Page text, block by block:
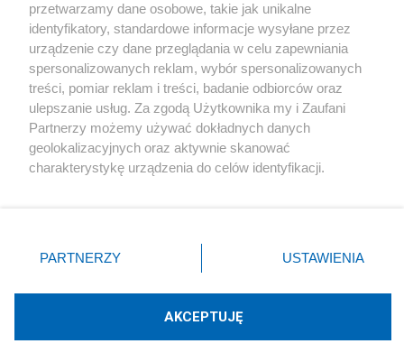
Kultura
X Facebook Instagram Youtube
Technologię dostarcza:W3media.pl
przetwarzamy dane osobowe, takie jak unikalne
identyfikatory, standardowe informacje wysyłane przez
urządzenie czy dane przeglądania w celu zapewniania
spersonalizowanych reklam, wybór spersonalizowanych
treści, pomiar reklam i treści, badanie odbiorców oraz
ulepszanie usług. Za zgodą Użytkownika my i Zaufani
Partnerzy możemy używać dokładnych danych
geolokalizacyjnych oraz aktywnie skanować
charakterystykę urządzenia do celów identyfikacji.
zmienić/wycofać klikając przycisk ustawień prywatności
znajdujący się w lewym dolnym rogu strony
rodzaje przetwarzania danych nie wymagają zgody
użytkownika, ale masz prawo sprzeciwić się takiemu
PARTNERZY USTAWIENIA
AKCEPTUJĘ